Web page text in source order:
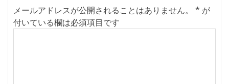
メールアドレスが公開されることはありません。 * が
付いている欄は必須項目です